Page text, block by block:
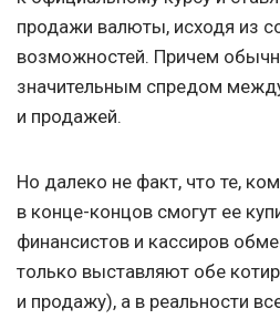
продажи валюты, исходя из
возможностей. Причем
значительным спредом
и продажей.
Но далеко не факт, что те,
в конце-концов смогут ее
финансистов и кассиров
только выставляют обе
и продажу), а в реальности